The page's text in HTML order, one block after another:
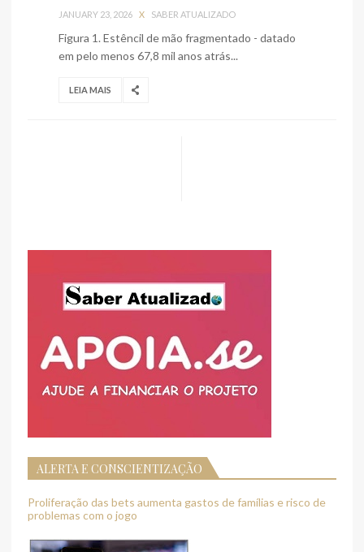
JANUARY 23, 2026 X SABER ATUALIZADO
Figura 1. Estêncil de mão fragmentado - datado
em pelo menos 67,8 mil anos atrás...
LEIA MAIS
ALERTA E CONSCIENTIZAÇÃO
Proliferação das bets aumenta gastos de famílias e risco de
problemas com o jogo